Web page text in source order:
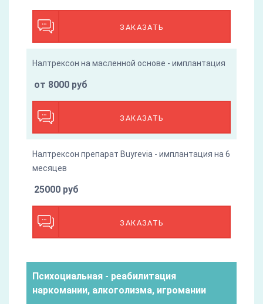
ЗАКАЗАТЬ
Налтрексон на масленной основе - имплантация
ЗАКАЗАТЬ
от 8000 руб
Налтрексон препарат Buyrevia - имплантация на 6
месяцев
ЗАКАЗАТЬ
25000 руб
Психоциальная - реабилитация
наркомании, алкоголизма, игромании